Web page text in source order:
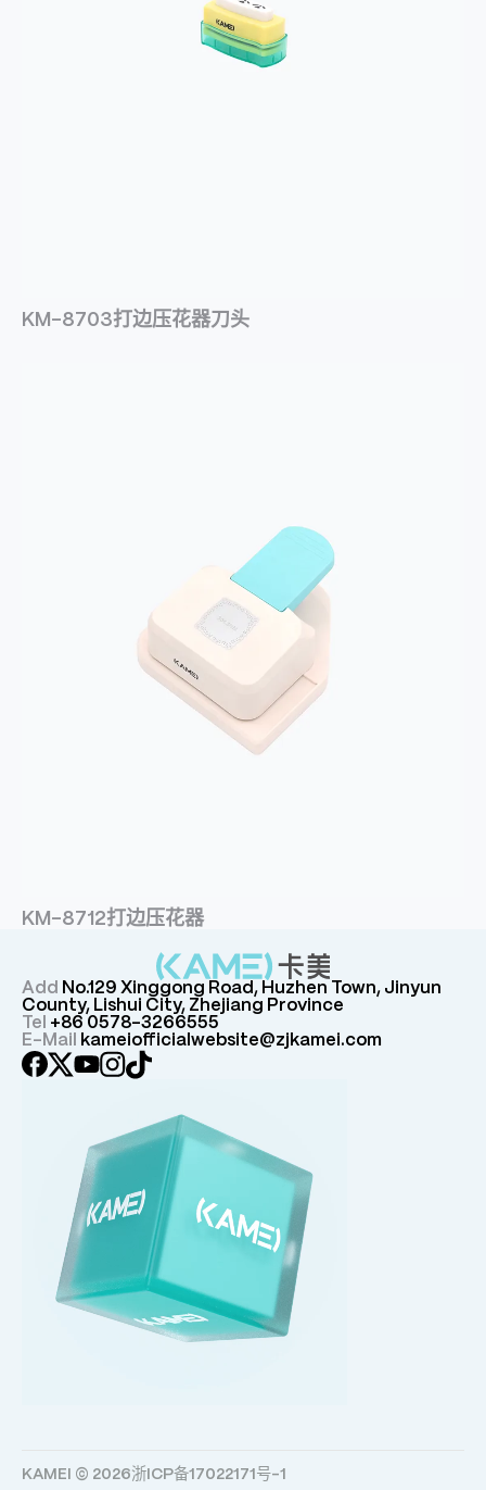
KM-8703打边压花器刀头
KM-8712打边压花器
Add No.129 Xinggong Road, Huzhen Town, Jinyun
County, Lishui City, Zhejiang Province
Tel +86 0578-3266555
E-Mail
kameiofficialwebsite@zjkamei.com
KAMEI © 2026浙ICP备17022171号-1